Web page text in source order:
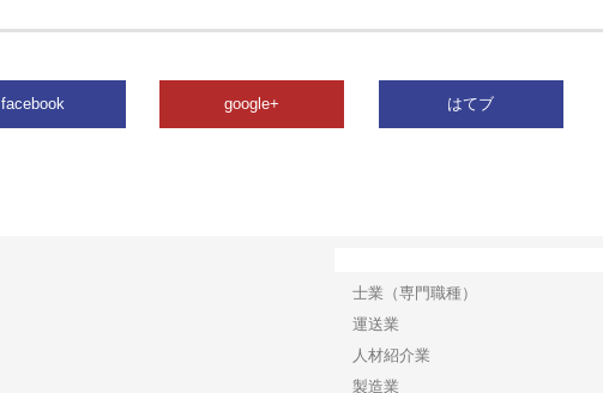
facebook google+ はてブ
士業（専門職種）
運送業
人材紹介業
製造業